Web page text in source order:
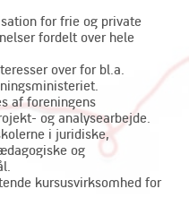
for frie og private
fordelt over hele
over for bl.a.
af foreningens
og analysearbejde.
i juridiske,
og
kursusvirksomhed for